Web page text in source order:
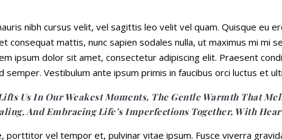
nibh cursus velit, vel sagittis leo velit vel quam. Quisque eu
consequat mattis, nunc sapien sodales nulla, ut maximus mi mi
ipsum dolor sit amet, consectetur adipiscing elit. Praesent
Vestibulum ante ipsum primis in faucibus orci luctus et
Us In Our Weakest Moments, The Gentle Warmth That
And Embracing Life’s Imperfections Together, With
porttitor vel tempor et, pulvinar vitae ipsum. Fusce viverra